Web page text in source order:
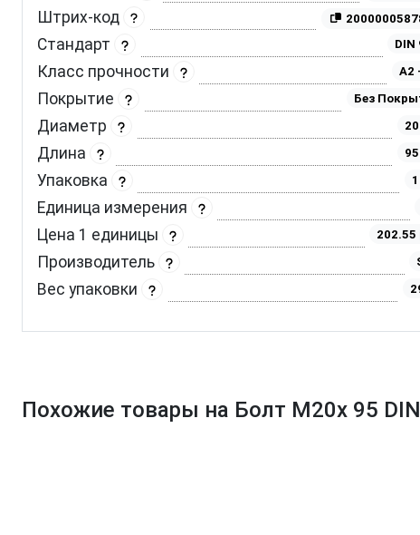
Штрих-код
Стандарт DIN
Класс прочности A2
Покрытие Без
Диаметр
Длина
Упаковка
Единица измерения
Цена 1 единицы 202.55
Производитель
Вес упаковки
Похожие товары на Болт М20х 95